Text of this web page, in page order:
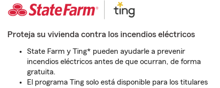
Proteja su vivienda contra los incendios eléctricos
State Farm y Ting* pueden ayudarle a prevenir
incendios eléctricos antes de que ocurran, de forma
gratuita.
El programa Ting solo está disponible para los titulares